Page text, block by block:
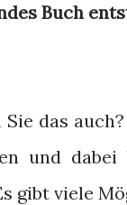
Buch
Sie das
und dabei
gibt viele